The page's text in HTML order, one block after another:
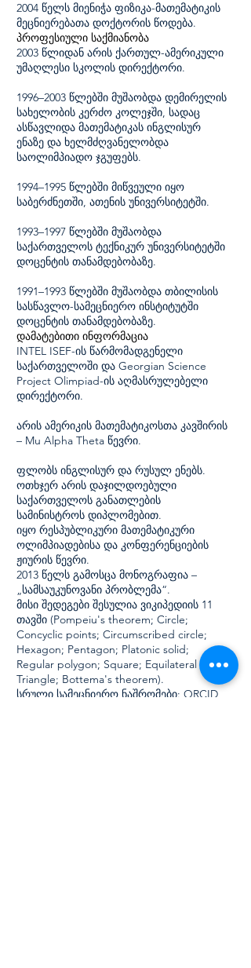
2004 წელს მიენიჭა ფიზიკა-მათემატიკის
მეცნიერებათა დოქტორის წოდება.
პროფესიული საქმიანობა
2003 წლიდან არის ქართულ-ამერიკული
უმაღლესი სკოლის დირექტორი.
1996–2003 წლებში მუშაობდა დემირელის
სახელობის კერძო კოლეჯში, სადაც
ასწავლიდა მათემატიკას ინგლისურ
ენაზე და ხელმძღვანელობდა
საოლიმპიადო ჯგუფებს.
1994–1995 წლებში მიწვეული იყო
საბერძნეთში, ათენის უნივერსიტეტში.
1993–1997 წლებში მუშაობდა
საქართველოს ტექნიკურ უნივერსიტეტში
დოცენტის თანამდებობაზე.
1991–1993 წლებში მუშაობდა თბილისის
სასწავლო-სამეცნიერო ინსტიტუტში
დოცენტის თანამდებობაზე.
დამატებითი ინფორმაცია
INTEL ISEF-ის წარმომადგენელი
საქართველოში და Georgian Science
Project Olimpiad-ის აღმასრულებელი
დირექტორი.
არის ამერიკის მათემატიკოსთა კავშირის
– Mu Alpha Theta წევრი.
ფლობს ინგლისურ და რუსულ ენებს.
ოთხჯერ არის დაჯილდოებული
საქართველოს განათლების
სამინისტროს დიპლომებით.
იყო რესპუბლიკური მათემატიკური
ოლიმპიადებისა და კონფერენციების
ჟიურის წევრი.
2013 წელს გამოსცა მონოგრაფია –
„სამსაუკუნოვანი პრობლემა“.
მისი შედეგები შესულია ვიკიპედიის 11
თავში (Pompeiu's theorem; Circle;
Concyclic points; Circumscribed circle;
Hexagon; Pentagon; Platonic solid;
Regular polygon; Square; Equilateral
Triangle; Bottema's theorem).
სრული სამეცნიერო ნაშრომები: ORCID